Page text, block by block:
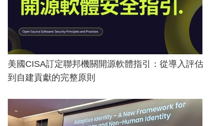
美國CISA訂定聯邦機關開源軟體指引：從導入評估
到自建貢獻的完整原則